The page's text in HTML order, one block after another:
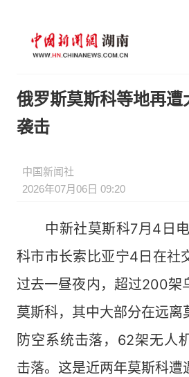
俄罗斯莫斯科等地再遭
袭击
中国新闻社
2026年07月06日 09:20
中新社莫斯科7月4日电
科市市长索比亚宁4日在社
过去一昼夜内，超过200架
莫斯科，其中大部分在远离
防空系统击落，62架无人
击落。这是近两年莫斯科遭